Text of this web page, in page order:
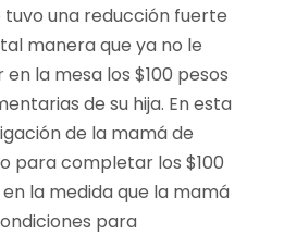
tuvo una reducción fuerte
manera que ya no le
la mesa los $100 pesos
de su hija. En esta
de la mamá de
para completar los $100
la medida que la mamá
para